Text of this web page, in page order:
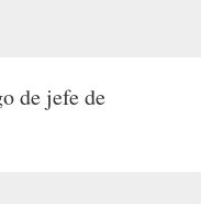
de jefe de